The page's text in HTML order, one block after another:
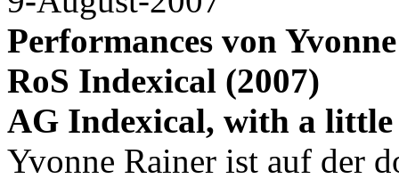
Performances von
RoS Indexical (2007)
AG Indexical, with a
Yvonne Rainer ist auf der